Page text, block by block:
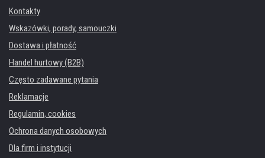
Kontakty
Wskazówki, porady, samouczki
Dostawa i płatność
Handel hurtowy (B2B)
Często zadawane pytania
Reklamacje
Regulamin, cookies
Ochrona danych osobowych
Dla firm i instytucji